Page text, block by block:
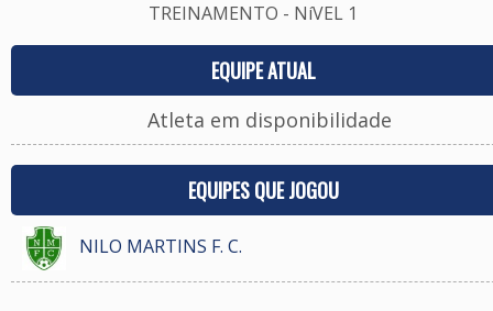
TREINAMENTO - NíVEL 1
EQUIPE ATUAL
Atleta em disponibilidade
EQUIPES QUE JOGOU
NILO MARTINS F. C.